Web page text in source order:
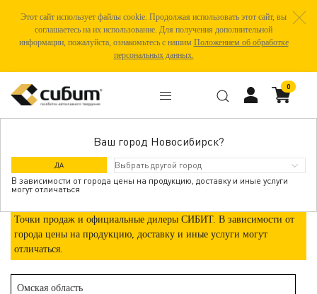
Этот сайт использует файлы cookie. Продолжая использовать этот сайт, вы
соглашаетесь на их использование. Для получения дополнительной
информации, пожалуйста, ознакомьтесь с нашим Положением об обработке
персональных данных.
Ваш город Новосибирск?
ДА
В зависимости от города цены на продукцию, доставку и иные услуги
могут отличаться
0
П. ПЕТРОВКА
Точки продаж и официальные дилеры СИБИТ. В зависимости от
города цены на продукцию, доставку и иные услуги могут
отличаться.
Омская область